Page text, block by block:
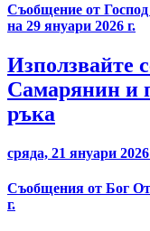
Съобщение от
на 29 януари 2026 г.
Използвайте
Самарянин и
ръка
сряда, 21 януари 2026
Съобщения от Бог
г.